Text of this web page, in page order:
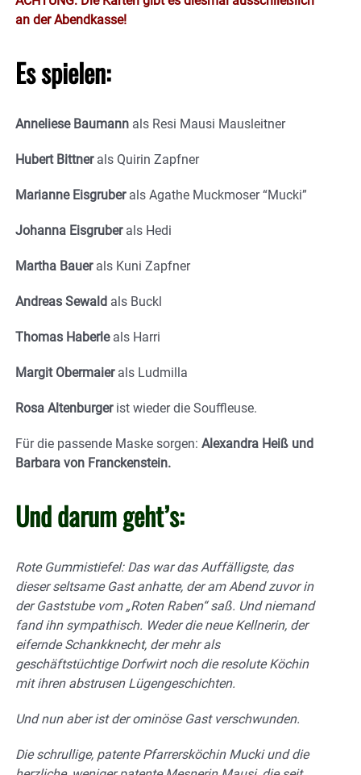
an der Abendkasse!
Es spielen:
Anneliese Baumann als Resi Mausi Mausleitner
Hubert Bittnerals Quirin Zapfner
Marianne Eisgruberals Agathe Muckmoser “Mucki”
Johanna Eisgruberals Hedi
Martha Bauerals Kuni Zapfner
Andreas Sewald als Buckl
Thomas Haberleals Harri
Margit Obermaierals Ludmilla
Rosa Altenburgerist wieder die Souffleuse.
Für die passende Maske sorgen: Alexandra Heiß und
Barbara von Franckenstein.
Und darum geht’s:
Rote Gummistiefel: Das war das Auffälligste, das
dieser seltsame Gast anhatte, der am Abend zuvor in
der Gaststube vom „Roten Raben“ saß. Und niemand
fand ihn sympathisch. Weder die neue Kellnerin, der
eifernde Schankknecht, der mehr als
geschäftstüchtige Dorfwirt noch die resolute Köchin
mit ihren abstrusen Lügengeschichten.
Und nun aber ist der ominöse Gast verschwunden.
Die schrullige, patente Pfarrersköchin Mucki und die